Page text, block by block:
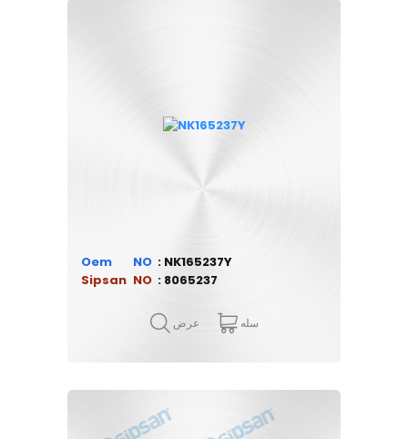
Oem
NK165237Y
Sipsan
8065237
عرض سله